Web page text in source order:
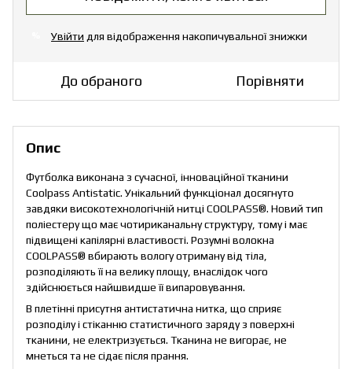
Увійти для відображення накопичувальної знижки
До обраного Порівняти
Опис
Футболка виконана з сучасної, інноваційної тканини
Coolpass Antistatic. Унікальний функціонал досягнуто
завдяки високотехнологічній нитці COOLPASS®. Новий тип
поліестеру що має чотириканальну структуру, тому і має
підвищені капілярні властивості. Розумні волокна
COOLPASS® вбирають вологу отриману від тіла,
розподіляють її на велику площу, внаслідок чого
здійснюється найшвидше її випаровування.
В плетінні присутня антистатична нитка, що сприяє
розподілу і стіканню статистичного заряду з поверхні
тканини, не електризується. Тканина не вигорає, не
мнеться та не сідає після прання.